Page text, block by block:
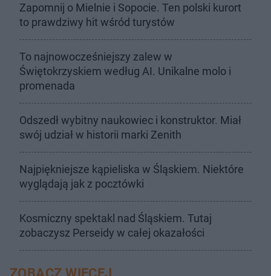
Zapomnij o Mielnie i Sopocie. Ten polski kurort
to prawdziwy hit wśród turystów
To najnowocześniejszy zalew w
Świętokrzyskiem według AI. Unikalne molo i
promenada
Odszedł wybitny naukowiec i konstruktor. Miał
swój udział w historii marki Zenith
Najpiękniejsze kąpieliska w Śląskiem. Niektóre
wyglądają jak z pocztówki
Kosmiczny spektakl nad Śląskiem. Tutaj
zobaczysz Perseidy w całej okazałości